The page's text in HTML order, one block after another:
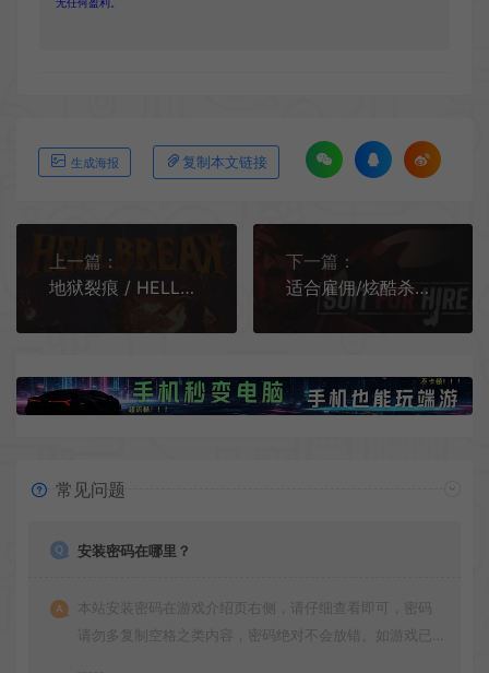
无任何盈利。
生成海报 复制本文链接
上一篇：
地狱裂痕 / HELLBREAK 竞技场幸存者射击游戏
下一篇：
适合雇佣/炫酷杀手(Suit for Hire)刺激动作射击游戏|下载
常见问题
安装密码在哪里？
本站安装密码在游戏介绍页右侧，请仔细查看即可，密码
请勿多复制空格之类内容，密码绝对不会放错。如游戏已